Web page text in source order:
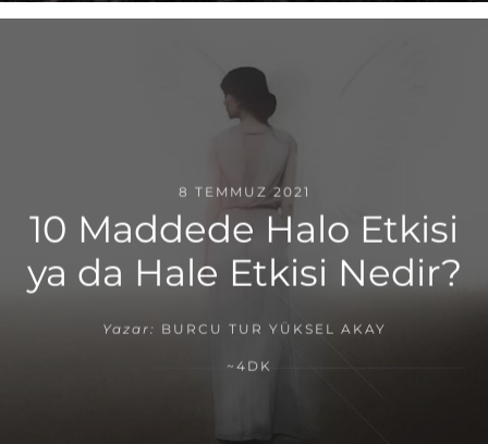
8 TEMMUZ 2021
10 Maddede Halo Etkisi
ya da Hale Etkisi Nedir?
Yazar: BURCU TUR YÜKSEL AKAY
~4DK